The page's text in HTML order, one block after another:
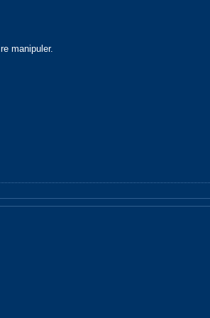
manipuler.